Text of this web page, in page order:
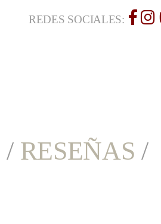
REDES SOCIALES:
/ RESEÑAS /